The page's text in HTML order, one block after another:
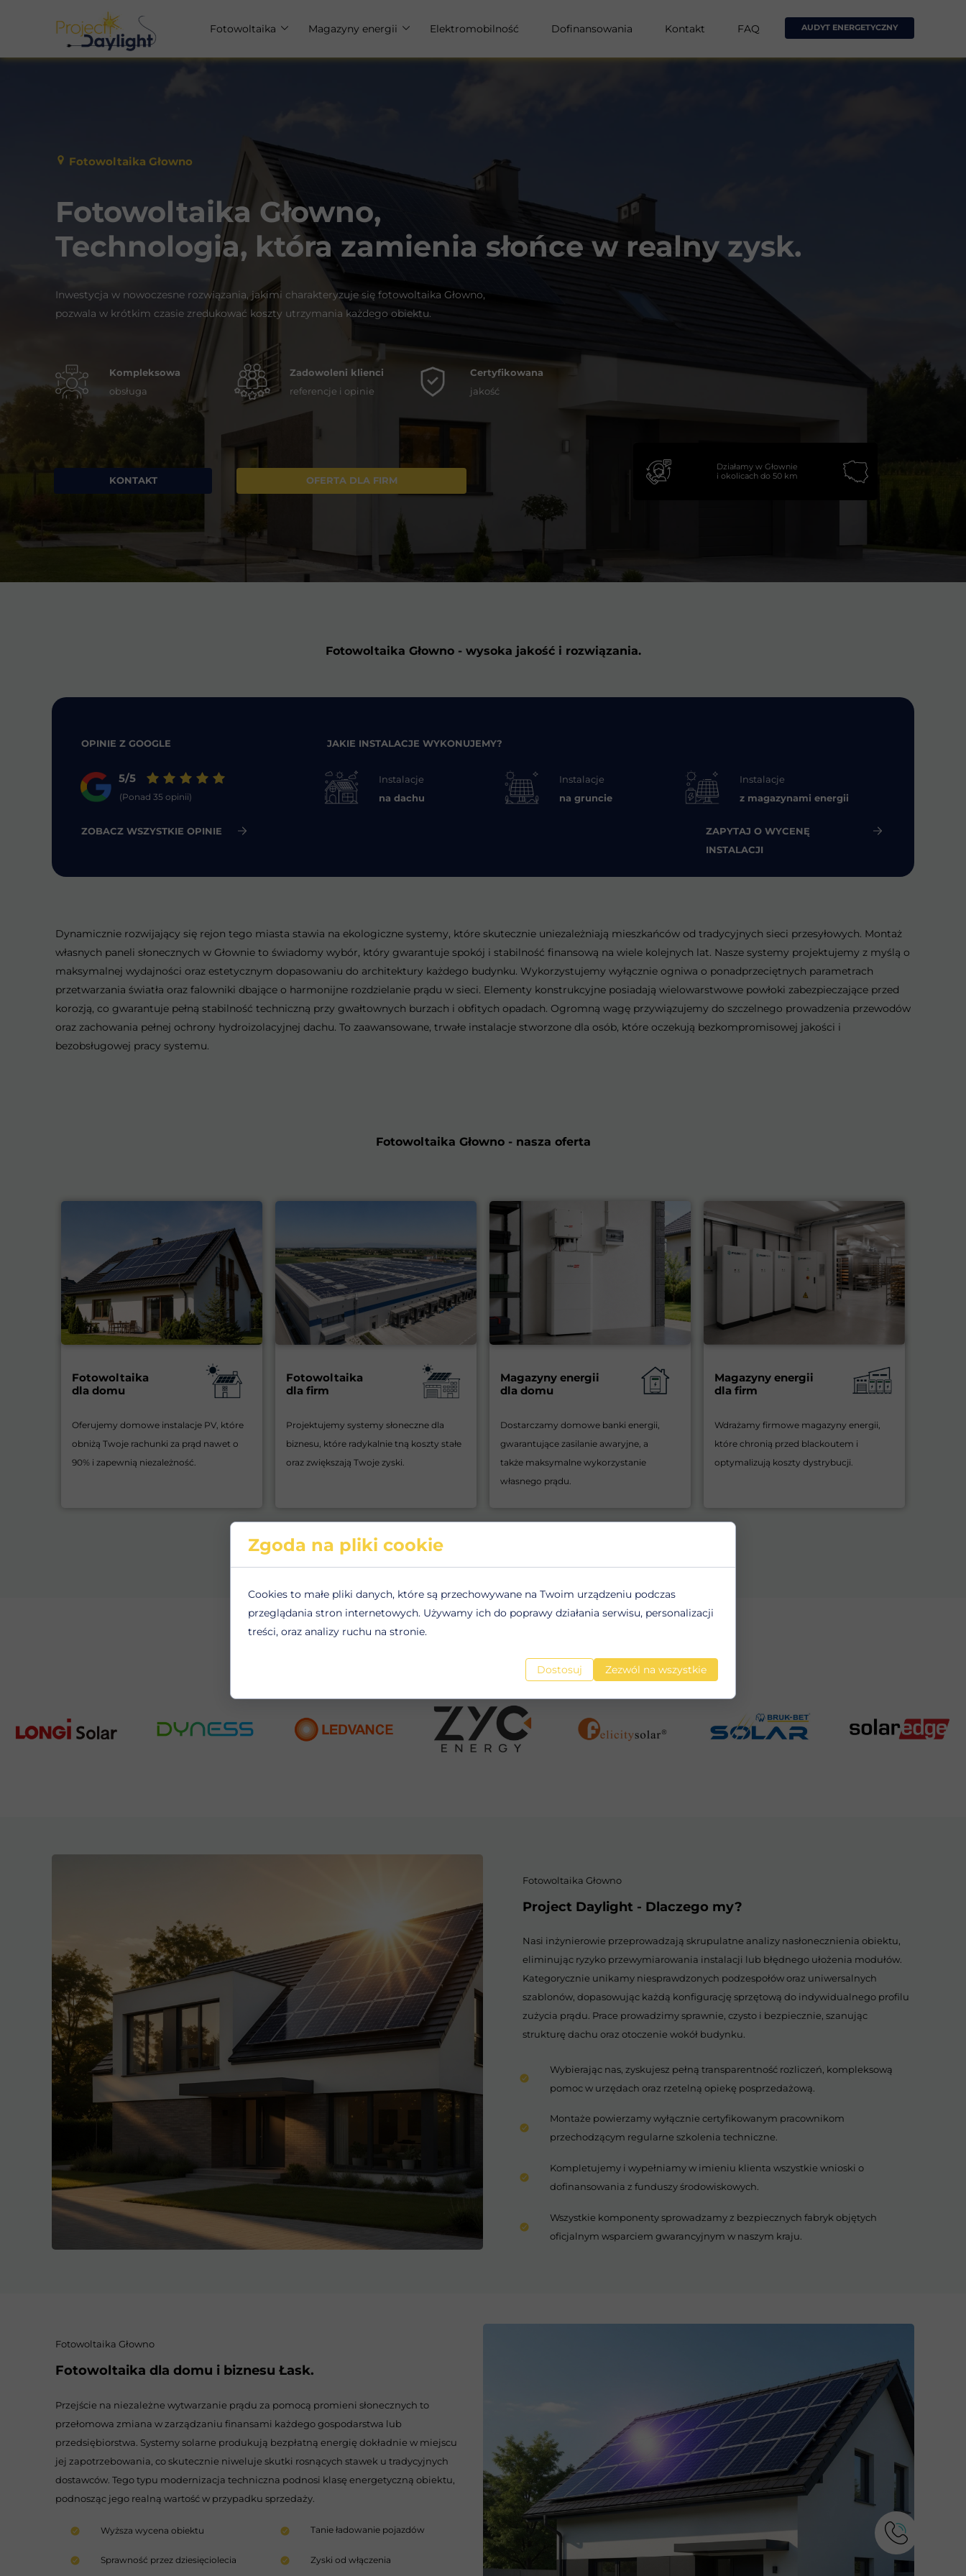
Fotowoltaika
Fotowoltaika dla domu
Magazyny energii
Magazyny energii dla domu
Elektromobilność Dofinansowania Kontakt FAQ AUDYT ENERGETYCZNY
OFERTA DLA FIRM
KONTAKT
Certyfikowana
jakość
Zadowoleni klienci
referencje i opinie
Kompleksowa
obsługa
Działamy w Głownie
i okolicach do 50 km
Fotowoltaika Głowno
Inwestycja w nowoczesne rozwiązania, jakimi charakteryzuje się fotowoltaika Głowno,
pozwala w krótkim czasie zredukować koszty utrzymania każdego obiektu.
Fotowoltaika Głowno,
Technologia, która zamienia słońce w realny zysk.
Dynamicznie rozwijający się rejon tego miasta stawia na ekologiczne systemy, które skutecznie uniezależniają mieszkańców od tradycyjnych sieci przesyłowych. Montaż
własnych paneli słonecznych w Głownie to świadomy wybór, który gwarantuje spokój i stabilność finansową na wiele kolejnych lat. Nasze systemy projektujemy z myślą o
maksymalnej wydajności oraz estetycznym dopasowaniu do architektury każdego budynku. Wykorzystujemy wyłącznie ogniwa o ponadprzeciętnych parametrach
przetwarzania światła oraz falowniki dbające o harmonijne rozdzielanie prądu w sieci. Elementy konstrukcyjne posiadają wielowarstwowe powłoki zabezpieczające przed
korozją, co gwarantuje pełną stabilność techniczną przy gwałtownych burzach i obfitych opadach. Ogromną wagę przywiązujemy do szczelnego prowadzenia przewodów
oraz zachowania pełnej ochrony hydroizolacyjnej dachu. To zaawansowane, trwałe instalacje stworzone dla osób, które oczekują bezkompromisowej jakości i
bezobsługowej pracy systemu.
ZAPYTAJ O WYCENĘ
INSTALACJI
(Ponad 35 opinii)
5/5
ZOBACZ WSZYSTKIE OPINIE
JAKIE INSTALACJE WYKONUJEMY?
OPINIE Z GOOGLE
Instalacje
z magazynami energii
Instalacje
na gruncie
Instalacje
na dachu
Fotowoltaika Głowno - wysoka jakość i rozwiązania.
Magazyny energii
dla firm
Wdrażamy firmowe magazyny energii,
które chronią przed blackoutem i
optymalizują koszty dystrybucji.
Magazyny energii
dla domu
Dostarczamy domowe banki energii,
gwarantujące zasilanie awaryjne, a
także maksymalne wykorzystanie
własnego prądu.
Fotowoltaika
dla firm
Projektujemy systemy słoneczne dla
biznesu, które radykalnie tną koszty stałe
oraz zwiększają Twoje zyski.
Fotowoltaika
dla domu
Oferujemy domowe instalacje PV, które
obniżą Twoje rachunki za prąd nawet o
90% i zapewnią niezależność.
Fotowoltaika Głowno - nasza oferta
Fotowoltaika Głowno - współpracujemy z liderami w branży OZE.
Wszystkie komponenty sprowadzamy z bezpiecznych fabryk objętych
oficjalnym wsparciem gwarancyjnym w naszym kraju.
Kompletujemy i wypełniamy w imieniu klienta wszystkie wnioski o
dofinansowania z funduszy środowiskowych.
Montaże powierzamy wyłącznie certyfikowanym pracownikom
przechodzącym regularne szkolenia techniczne.
Wybierając nas, zyskujesz pełną transparentność rozliczeń, kompleksową
pomoc w urzędach oraz rzetelną opiekę posprzedażową.
Nasi inżynierowie przeprowadzają skrupulatne analizy nasłonecznienia obiektu,
eliminując ryzyko przewymiarowania instalacji lub błędnego ułożenia modułów.
Kategorycznie unikamy niesprawdzonych podzespołów oraz uniwersalnych
szablonów, dopasowując każdą konfigurację sprzętową do indywidualnego profilu
zużycia prądu. Prace prowadzimy sprawnie, czysto i bezpiecznie, szanując
strukturę dachu oraz otoczenie wokół budynku.
Project Daylight - Dlaczego my?
Fotowoltaika Głowno
Zyski od włączenia
Sprawność przez dziesięciolecia
Tanie ładowanie pojazdów
Wyższa wycena obiektu
Przejście na niezależne wytwarzanie prądu za pomocą promieni słonecznych to
przełomowa zmiana w zarządzaniu finansami każdego gospodarstwa lub
przedsiębiorstwa. Systemy solarne produkują bezpłatną energię dokładnie w miejscu
jej zapotrzebowania, co skutecznie niweluje skutki rosnących stawek u tradycyjnych
dostawców. Tego typu modernizacja techniczna podnosi klasę energetyczną obiektu,
podnosząc jego realną wartość w przypadku sprzedaży.
Fotowoltaika dla domu i biznesu Łask.
Fotowoltaika Głowno
Zgoda na pliki cookie
Cookies to małe pliki danych, które są przechowywane na Twoim urządzeniu podczas
przeglądania stron internetowych. Używamy ich do poprawy działania serwisu, personalizacji
treści, oraz analizy ruchu na stronie.
Dostosuj Zezwól na wszystkie